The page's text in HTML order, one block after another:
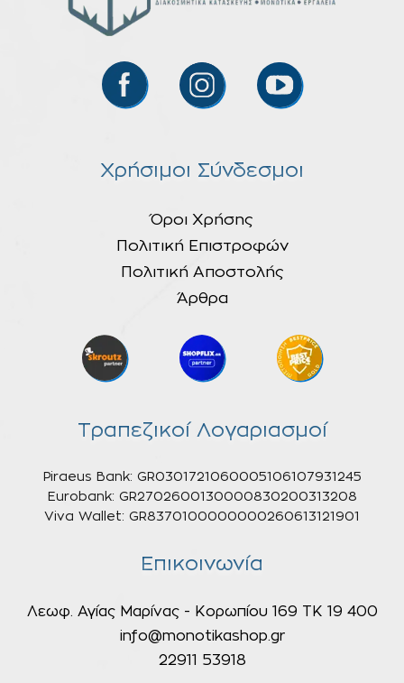
Χρήσιμοι Σύνδεσμοι
Όροι Χρήσης
Πολιτική Επιστροφών
Πολιτική Αποστολής
Άρθρα
Τραπεζικοί Λογαριασμοί
Piraeus Bank: GR0301721060005106107931245
Eurobank: GR2702600130000830200313208
Viva Wallet: GR8370100000000260613121901
Επικοινωνία
Λεωφ. Αγίας Μαρίνας - Κορωπίου 169 ΤΚ 19 400
info@monotikashop.gr
22911 53918